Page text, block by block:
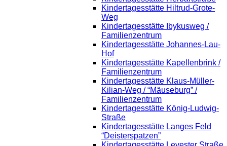
Kindertagesstätte Hiltrud-Grote-
Weg
Kindertagesstätte Ibykusweg /
Familienzentrum
Kindertagesstätte Johannes-Lau-
Hof
Kindertagesstätte Kapellenbrink /
Familienzentrum
Kindertagesstätte Klaus-Müller-
Kilian-Weg / “Mäuseburg” /
Familienzentrum
Kindertagesstätte König-Ludwig-
Straße
Kindertagesstätte Langes Feld
“Deisterspatzen”